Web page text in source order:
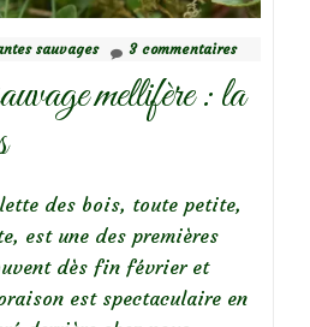
sauvages 3 commentaires
mellifère : la
des bois, toute petite,
est une des premières
dès fin février et
est spectaculaire en